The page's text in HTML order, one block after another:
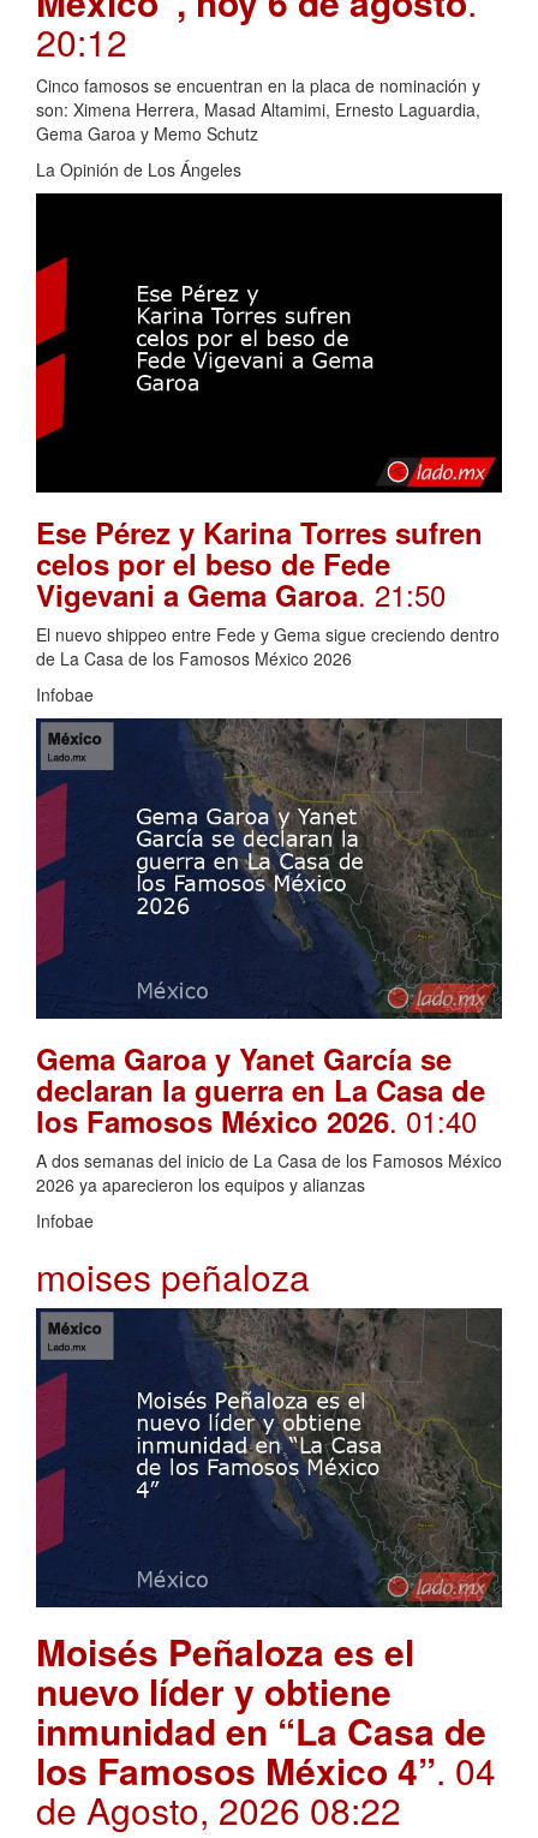
20:12
Cinco famosos se encuentran en la placa de nominación y
son: Ximena Herrera, Masad Altamimi, Ernesto Laguardia,
Gema Garoa y Memo Schutz
La Opinión de Los Ángeles
Ese Pérez y Karina Torres sufren
celos por el beso de Fede
Vigevani a Gema Garoa. 21:50
El nuevo shippeo entre Fede y Gema sigue creciendo dentro
de La Casa de los Famosos México 2026
Infobae
Gema Garoa y Yanet García se
declaran la guerra en La Casa de
los Famosos México 2026. 01:40
A dos semanas del inicio de La Casa de los Famosos México
2026 ya aparecieron los equipos y alianzas
Infobae
moises peñaloza
Moisés Peñaloza es el
nuevo líder y obtiene
inmunidad en “La Casa de
los Famosos México 4”. 04
de Agosto, 2026 08:22